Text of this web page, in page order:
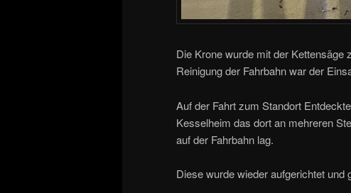
Die Krone wurde mit der Kettensäge
Reinigung der Fahrbahn war der
Auf der Fahrt zum Standort
Kesselheim das dort an mehreren
auf der Fahrbahn lag.
Diese wurde wieder aufgerichtet